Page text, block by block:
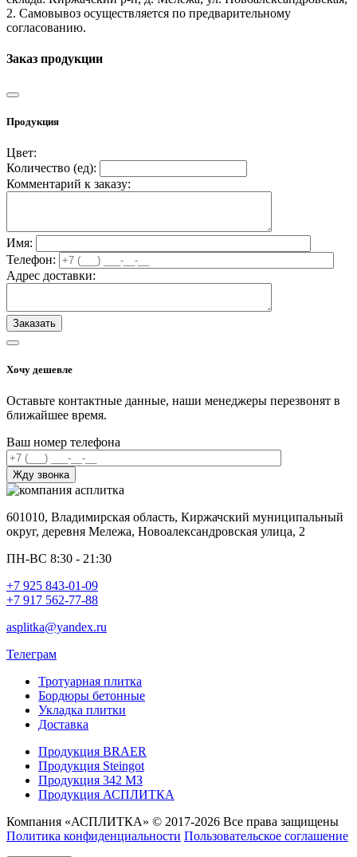
2. Самовывоз осуществляется по предварительному
согласованию.
Заказ продукции
Продукция
Цвет:
Количество (ед):
Комментарий к заказу:
Имя:
Телефон:
Адрес доставки:
Хочу дешевле
Оставьте контактные данные, наши менеджеры перезвонят в
ближайшее время.
Ваш номер телефона
601010, Владимирская область, Киржачский муниципальный
округ, деревня Мележа, Новоалександровская улица, 2
ПН-ВС 8:30 - 21:30
+7 925 843-01-09
+7 917 562-77-88
asplitka@yandex.ru
Телеграм
Тротуарная плитка
Бордюры бетонные
Укладка плитки
Доставка
Продукция BRAER
Продукция Steingot
Продукция 342 МЗ
Продукция АСПЛИТКА
Компания «АСПЛИТКА» © 2017-2026 Все права защищены
Политика конфиденциальности Пользовательское соглашение